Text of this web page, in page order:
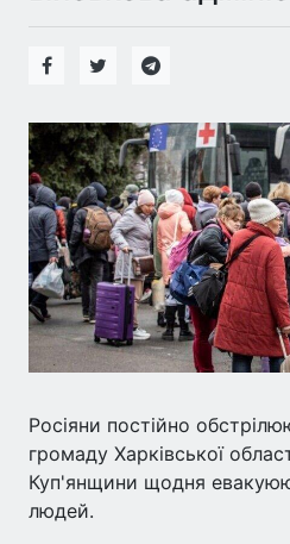
Росіяни постійно
громаду Харківської
Куп'янщини щодня
людей.